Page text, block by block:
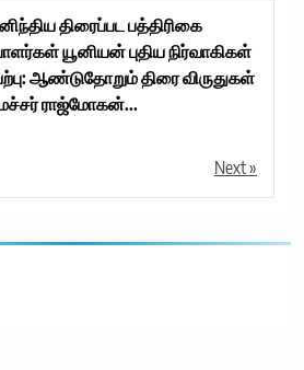
திரைப்பட பத்திரிகை
யூனியன் புதிய நிர்வாகிகள்
ஆண்டுதோறும் திரை விருதுகள்
ராஜ்மோகன்...
Next »